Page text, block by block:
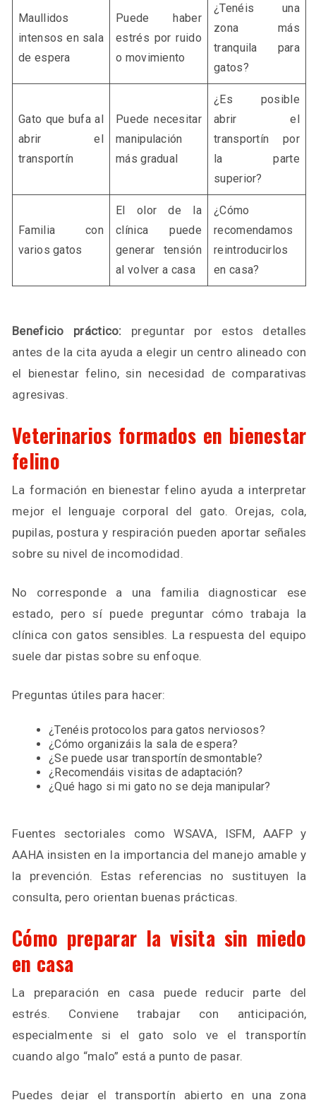
Maullidos
intensos en sala
de espera
Puede haber
estrés por ruido
o movimiento
¿Tenéis una
zona más
tranquila para
gatos?
Gato que bufa al
abrir el
transportín
Puede necesitar
manipulación
más gradual
¿Es posible
abrir el
transportín por
la parte
superior?
Familia con
varios gatos
El olor de la
clínica puede
generar tensión
al volver a casa
¿Cómo
recomendamos
reintroducirlos
en casa?
Beneficio práctico: preguntar por estos detalles
antes de la cita ayuda a elegir un centro alineado con
el bienestar felino, sin necesidad de comparativas
agresivas.
Veterinarios formados en bienestar
felino
La formación en bienestar felino ayuda a interpretar
mejor el lenguaje corporal del gato. Orejas, cola,
pupilas, postura y respiración pueden aportar señales
sobre su nivel de incomodidad.
No corresponde a una familia diagnosticar ese
estado, pero sí puede preguntar cómo trabaja la
clínica con gatos sensibles. La respuesta del equipo
suele dar pistas sobre su enfoque.
Preguntas útiles para hacer:
¿Tenéis protocolos para gatos nerviosos?
¿Cómo organizáis la sala de espera?
¿Se puede usar transportín desmontable?
¿Recomendáis visitas de adaptación?
¿Qué hago si mi gato no se deja manipular?
Fuentes sectoriales como WSAVA, ISFM, AAFP y
AAHA insisten en la importancia del manejo amable y
la prevención. Estas referencias no sustituyen la
consulta, pero orientan buenas prácticas.
Cómo preparar la visita sin miedo
en casa
La preparación en casa puede reducir parte del
estrés. Conviene trabajar con anticipación,
especialmente si el gato solo ve el transportín
cuando algo “malo” está a punto de pasar.
Puedes dejar el transportín abierto en una zona